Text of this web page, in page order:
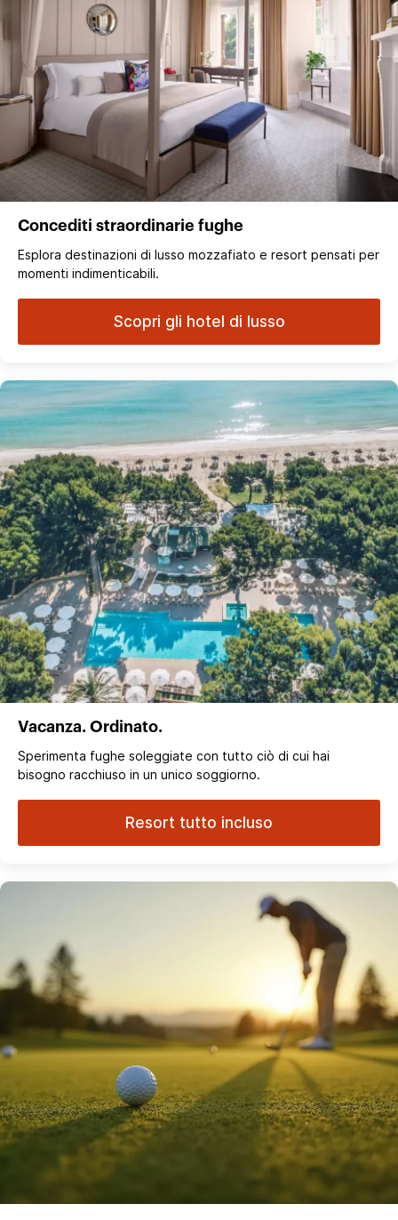
Concediti straordinarie fughe
Esplora destinazioni di lusso mozzafiato e resort pensati per
momenti indimenticabili.
Scopri gli hotel di lusso
Vacanza. Ordinato.
Sperimenta fughe soleggiate con tutto ciò di cui hai
bisogno racchiuso in un unico soggiorno.
Resort tutto incluso